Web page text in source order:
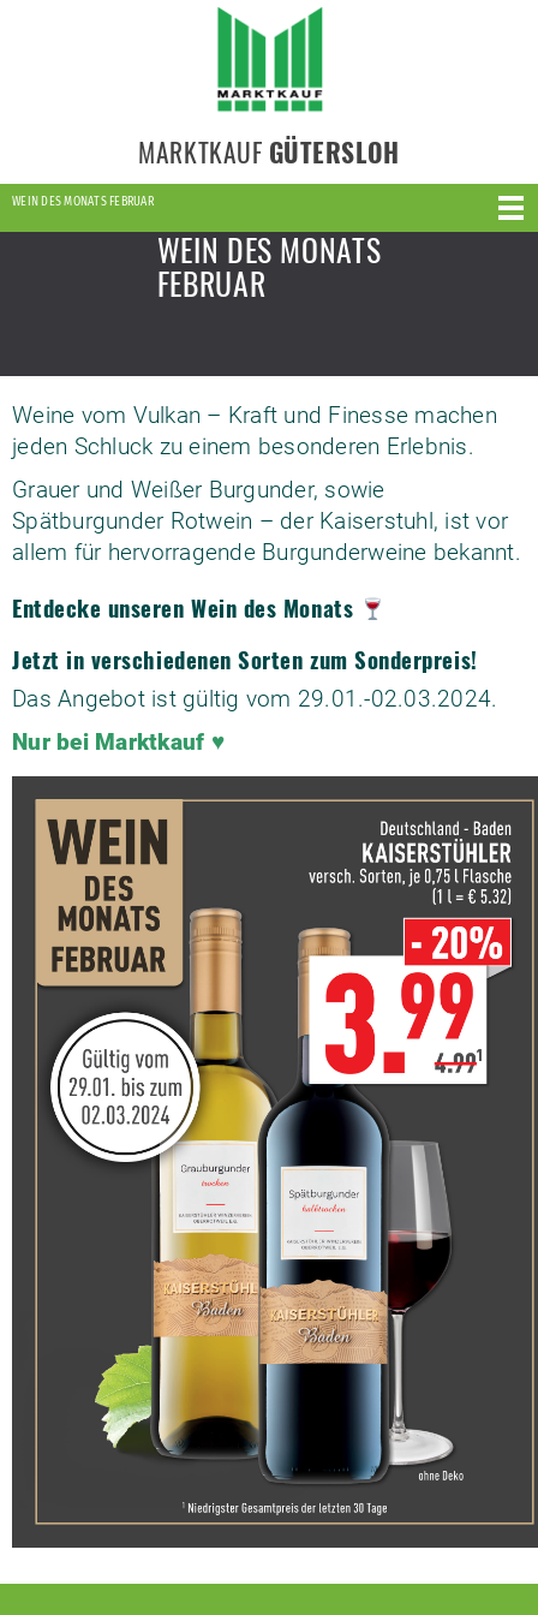
MARKTKAUF GÜTERSLOH
WEIN DES MONATS FEBRUAR
WEIN DES MONATS
FEBRUAR
Weine vom Vulkan – Kraft und Finesse machen
jeden Schluck zu einem besonderen Erlebnis.
Grauer und Weißer Burgunder, sowie
Spätburgunder Rotwein – der Kaiserstuhl, ist vor
allem für hervorragende Burgunderweine bekannt.
Entdecke unseren Wein des Monats
Jetzt in verschiedenen Sorten zum Sonderpreis!
Das Angebot ist gültig vom 29.01.-02.03.2024.
Nur bei Marktkauf ♥